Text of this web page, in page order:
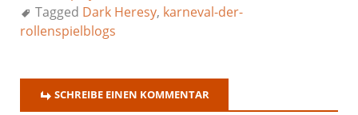
Tagged Dark Heresy, karneval-der-
rollenspielblogs
SCHREIBE EINEN KOMMENTAR